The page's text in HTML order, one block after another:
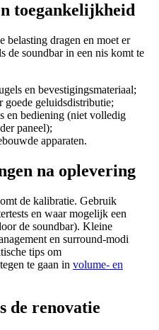
toegankelijkheid
belasting dragen en moet er
de soundbar in een nis komt te
en bevestigingsmateriaal;
goede geluidsdistributie;
en bediening (niet volledig
paneel);
apparaten.
na oplevering
de kalibratie. Gebruik
en waar mogelijk een
de soundbar). Kleine
en surround-modi
tips om
te gaan in volume- en
de renovatie